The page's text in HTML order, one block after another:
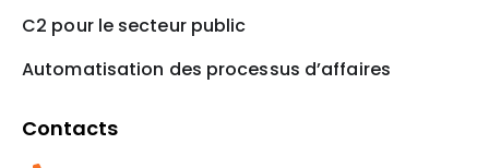
C2 pour le secteur public
Automatisation des processus d’affaires
Contacts